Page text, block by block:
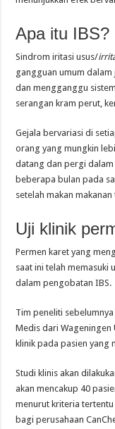
Apa itu IBS?
Sindrom iritasi usus/
gangguan umum
dan mengganggu
serangan kram perut,
Gejala bervariasi di
orang yang mungkin
datang dan pergi
beberapa bulan pada
setelah makan
Uji klinik
Permen karet yang
saat ini telah memasuki
dalam pengobatan IBS.
Tim peneliti
Medis dari Wageningen
klinik pada pasien yang
Studi klinis akan
akan mencakup 40
menurut kriteria tertentu
bagi perusahaan